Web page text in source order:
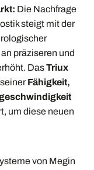
Die Nachfrage
steigt mit der
präziseren und
DasTriux
Fähigkeit,
um diese neuen
von Megin